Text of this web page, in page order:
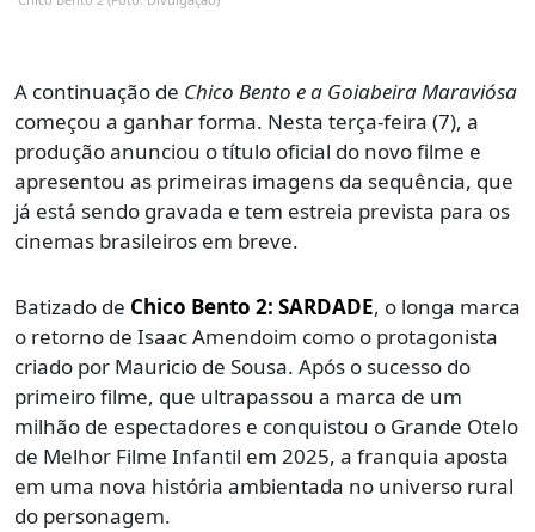
A continuação de Chico Bento e a Goiabeira Maraviósa
começou a ganhar forma. Nesta terça-feira (7), a
produção anunciou o título oficial do novo filme e
apresentou as primeiras imagens da sequência, que
já está sendo gravada e tem estreia prevista para os
cinemas brasileiros em breve.
Batizado de Chico Bento 2: SARDADE, o longa marca
o retorno de Isaac Amendoim como o protagonista
criado por Mauricio de Sousa. Após o sucesso do
primeiro filme, que ultrapassou a marca de um
milhão de espectadores e conquistou o Grande Otelo
de Melhor Filme Infantil em 2025, a franquia aposta
em uma nova história ambientada no universo rural
do personagem.